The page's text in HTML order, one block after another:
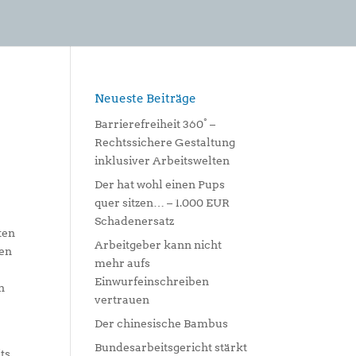
Neueste Beiträge
Barrierefreiheit 360° –
Rechtssichere Gestaltung
inklusiver Arbeitswelten
Der hat wohl einen Pups
quer sitzen… – 1.000 EUR
Schadenersatz
Arbeitgeber kann nicht
mehr aufs
Einwurfeinschreiben
vertrauen
Der chinesische Bambus
Bundesarbeitsgericht stärkt